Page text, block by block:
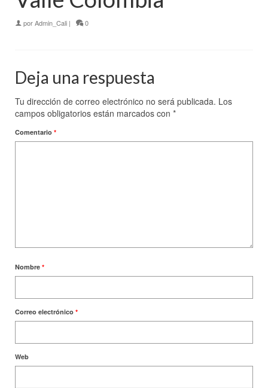
porAdmin_Cali | 0
Deja una respuesta
Tu dirección de correo electrónico no será publicada. Los
campos obligatorios están marcados con *
Comentario *
Nombre *
Correo electrónico *
Web